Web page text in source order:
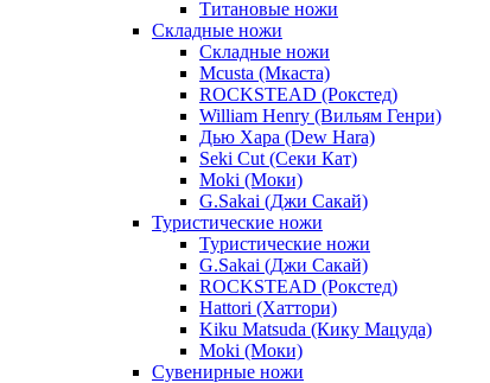
Титановые ножи
Складные ножи
Складные ножи
Mcusta (Мкаста)
ROCKSTEAD (Рокстед)
William Henry (Вильям Генри)
Дью Хара (Dew Hara)
Seki Cut (Секи Кат)
Moki (Моки)
G.Sakai (Джи Сакай)
Туристические ножи
Туристические ножи
G.Sakai (Джи Сакай)
ROCKSTEAD (Рокстед)
Hattori (Хаттори)
Kiku Matsuda (Кику Мацуда)
Moki (Моки)
Сувенирные ножи